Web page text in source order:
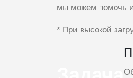
мы можем помочь и
* При высокой